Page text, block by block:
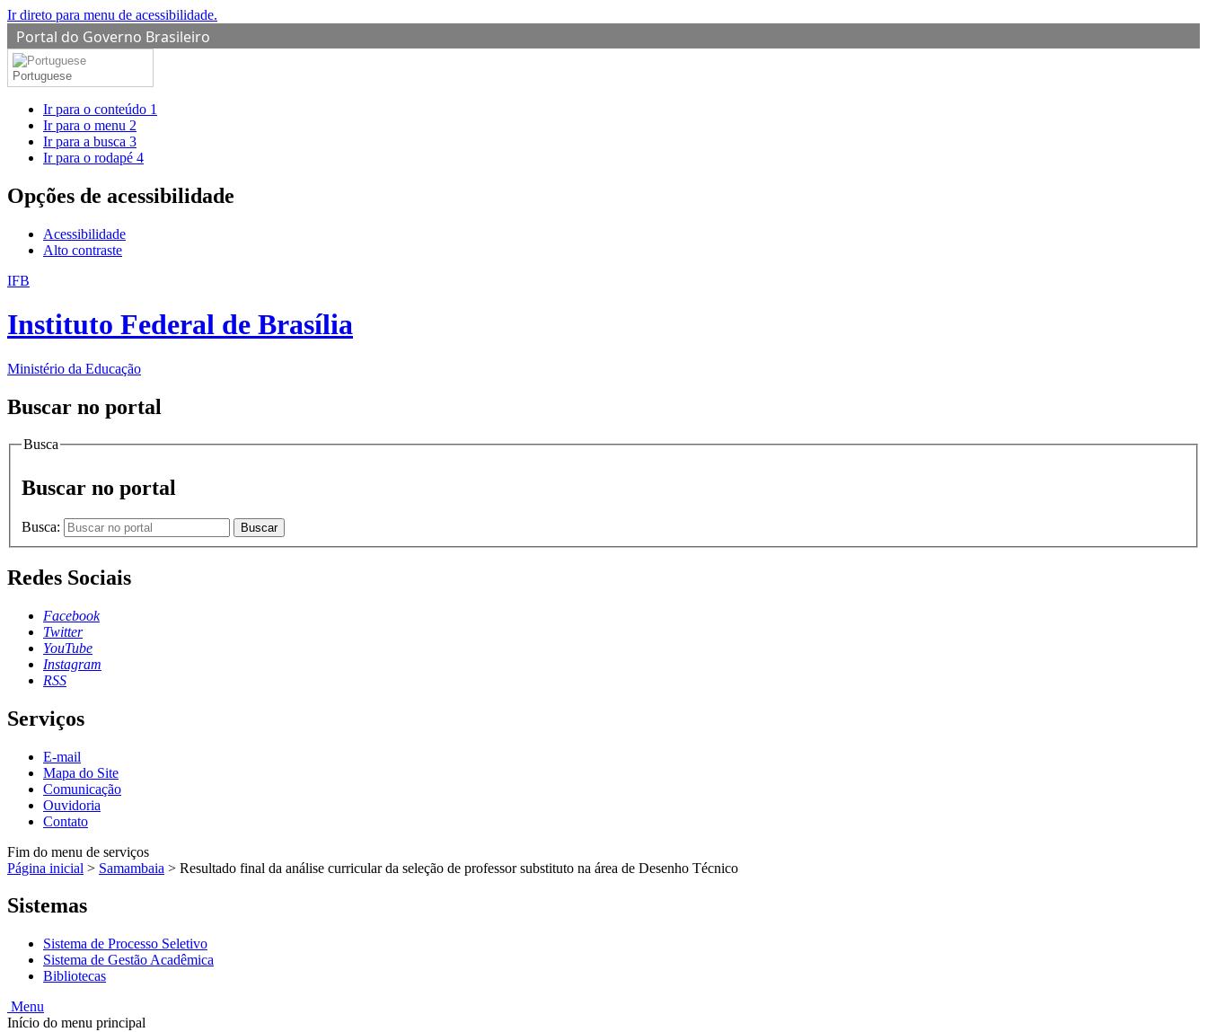
Ir direto para menu de acessibilidade.
Portal do Governo Brasileiro
Portuguese
Ir para o conteúdo 1
Ir para o menu 2
Ir para a busca 3
Ir para o rodapé 4
Opções de acessibilidade
Acessibilidade
Alto contraste
IFB
Instituto Federal de Brasília
Ministério da Educação
Buscar no portal
Busca
Buscar no portal
Busca: Buscar
Redes Sociais
Facebook
Twitter
YouTube
Instagram
RSS
Serviços
E-mail
Mapa do Site
Comunicação
Ouvidoria
Contato
Fim do menu de serviços
Página inicial > Samambaia > Resultado final da análise curricular da seleção de professor substituto na área de Desenho Técnico
Sistemas
Sistema de Processo Seletivo
Sistema de Gestão Acadêmica
Bibliotecas
Menu
Início do menu principal